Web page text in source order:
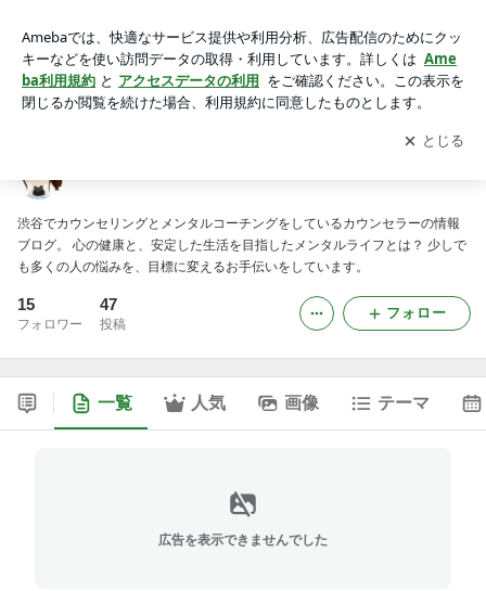
アプリをダウンロードして ブログの更新通知
を受け取りまし
ょう。
開く
渋谷でカウンセリングとメンタルコーチングをしているカウンセラーの情報
ブログ。 心の健康と、安定した生活を目指したメンタルライフとは？ 少しで
も多くの人の悩みを、目標に変えるお手伝いをしています。
15
フォロワー
47
投稿
フォロー
一覧 人気 画像 テーマ
広告を表示できませんでした